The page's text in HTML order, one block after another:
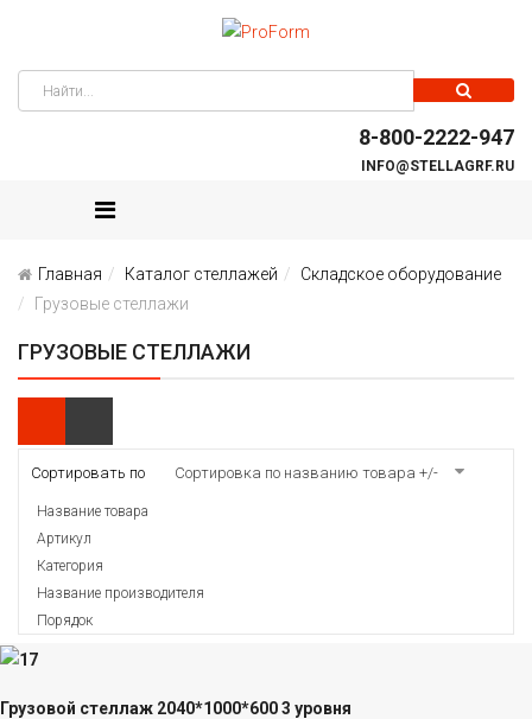
8-800-2222-947
INFO@STELLAGRF.RU
Главная Каталог стеллажей
Складское оборудование
Грузовые стеллажи
ГРУЗОВЫЕ СТЕЛЛАЖИ
Сортировать по Сортировка по названию товара +/-
Название товара
Артикул
Категория
Название производителя
Порядок
Грузовой стеллаж 2040*1000*600 3 уровня